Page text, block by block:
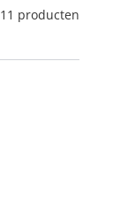
11 producten